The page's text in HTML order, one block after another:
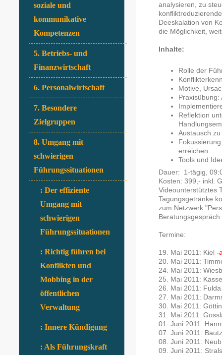
analysieren, zu
Deeskalation von
die Möglichkeit,
Inhalte:
Rolle der
Motive,
Praxisübung:
Reflektion
Austausch
erreichen.
Tools und
Dauer: 1-tägig,
Kosten: 399,- inkl.
Videounterstütztes
Tagungsgetränke
zum Netzwerk
Termine:
19. Mai 2011: Kiel -
20. Mai 2011:
24. Mai 2011:
25. Mai 2011:
26. Mai 2011:
27. Mai 2011:
30. Mai 2011:
31. Mai 2011:
01. Juni 2011:
07. Juni 2011:
08. Juni 2011:
09. Juni 2011:
soziale und
kommunikative
Kompetenzen
5. Betriebs- und
Finanzwirtschaft
6. Personalwirtschaft
7. Besondere
Zielgruppen
8. Umgang mit
schwierigen
Führungssituationen
: Der effiziente
Umgang mit
schwierigen
Führungssituationen
: Richtig führen bei
Konflikten und
Mobbing in der
öffentlichen
Verwaltung
: Innere Kündigung
: Als Führungskraft